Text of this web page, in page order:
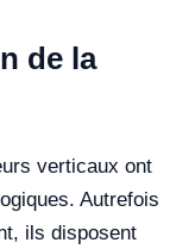
de la
verticaux ont
Autrefois
ils disposent